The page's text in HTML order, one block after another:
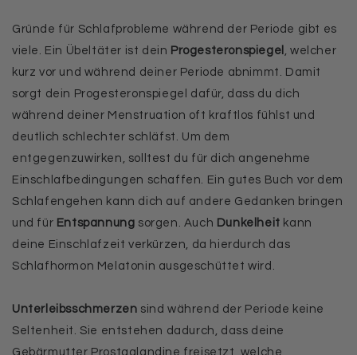
Gründe für Schlafprobleme während der Periode gibt es
viele. Ein Übeltäter ist dein Progesteronspiegel , welcher
kurz vor und während deiner Periode abnimmt. Damit
sorgt dein Progesteronspiegel dafür, dass du dich
während deiner Menstruation oft kraftlos fühlst und
deutlich schlechter schläfst. Um dem
entgegenzuwirken, solltest du für dich angenehme
Einschlafbedingungen schaffen. Ein gutes Buch vor dem
Schlafengehen kann dich auf andere Gedanken bringen
und für Entspannung sorgen. Auch Dunkelheit kann
deine Einschlafzeit verkürzen, da hierdurch das
Schlafhormon Melatonin ausgeschüttet wird.
Unterleibsschmerzen sind während der Periode keine
Seltenheit. Sie entstehen dadurch, dass deine
Gebärmutter Prostaglandine freisetzt, welche